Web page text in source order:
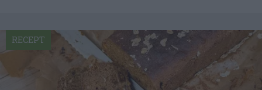
RECEPT